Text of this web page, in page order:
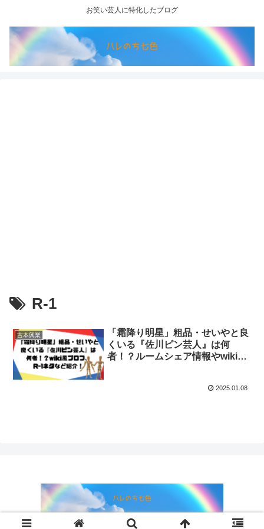
お笑い芸人に特化したブログ
R-1
吉本興業
「霜降り明星」粗品・せいやと良
くいる『佐川ピン芸人』は何
者！？ルームシェア情報やwiki風
2025.01.08
© 2024 ハレのち七色.